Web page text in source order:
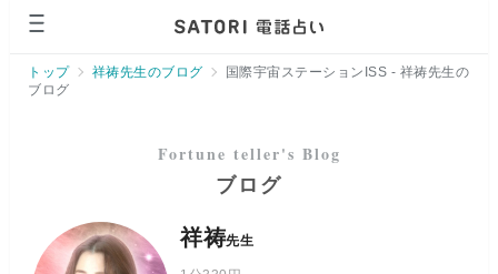
トップ 祥祷先生のブログ
国際宇宙ステーションISS - 祥祷先生の
ブログ
ブログ
祥祷先生